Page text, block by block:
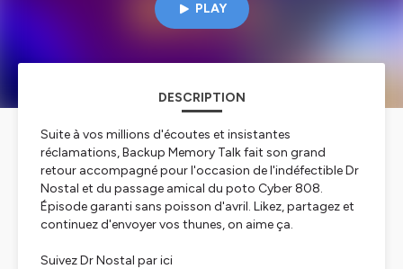
PLAY
DESCRIPTION
Suite à vos millions d'écoutes et insistantes
réclamations, Backup Memory Talk fait son grand
retour accompagné pour l'occasion de l'indéfectible Dr
Nostal et du passage amical du poto Cyber 808.
Épisode garanti sans poisson d'avril. Likez, partagez et
continuez d'envoyer vos thunes, on aime ça.
Suivez Dr Nostal par ici